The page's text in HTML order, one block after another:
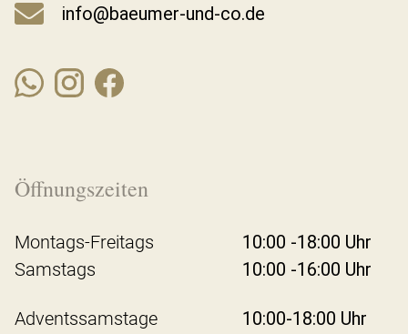
info@baeumer-und-co.de
Öffnungszeiten
Montags-Freitags
10:00 -18:00 Uhr
Samstags
10:00 -16:00 Uhr
Adventssamstage
10:00-18:00 Uhr